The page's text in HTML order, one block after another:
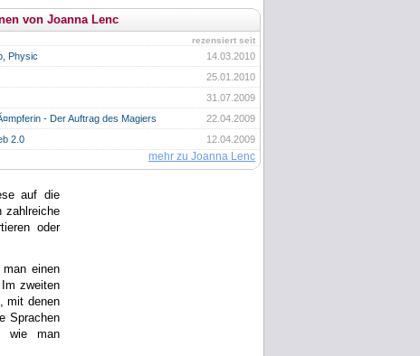
von Joanna Lenc
rezensiert seit
14.03.2010
Physic
25.01.2010
31.07.2009
22.04.2009
- Der Auftrag des Magiers
12.04.2009
2.0
mehr zu Joanna Lenc
auf die
zahlreiche
oder
einen
zweiten
mit denen
Sprachen
wie man